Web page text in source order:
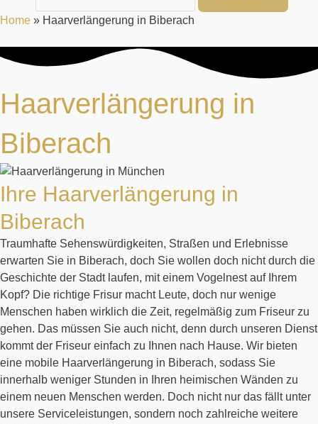
Home » Haarverlängerung in Biberach
Haarverlängerung in
Biberach
Ihre Haarverlängerung in
Biberach
Traumhafte Sehenswürdigkeiten, Straßen und Erlebnisse
erwarten Sie in Biberach, doch Sie wollen doch nicht durch die
Geschichte der Stadt laufen, mit einem Vogelnest auf Ihrem
Kopf? Die richtige Frisur macht Leute, doch nur wenige
Menschen haben wirklich die Zeit, regelmäßig zum Friseur zu
gehen. Das müssen Sie auch nicht, denn durch unseren Dienst
kommt der Friseur einfach zu Ihnen nach Hause. Wir bieten
eine mobile Haarverlängerung in Biberach, sodass Sie
innerhalb weniger Stunden in Ihren heimischen Wänden zu
einem neuen Menschen werden. Doch nicht nur das fällt unter
unsere Serviceleistungen, sondern noch zahlreiche weitere